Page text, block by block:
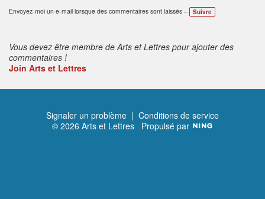
Envoyez-moi un e-mail lorsque des commentaires sont laissés – Suivre
Vous devez être membre de Arts et Lettres pour ajouter des
commentaires !
Join Arts et Lettres
Signaler un problème | Conditions de service
© 2026 Arts et Lettres Propulsé par